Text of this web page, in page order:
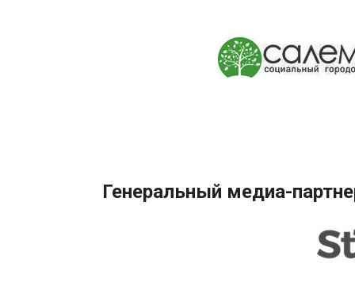
Генеральный медиа-